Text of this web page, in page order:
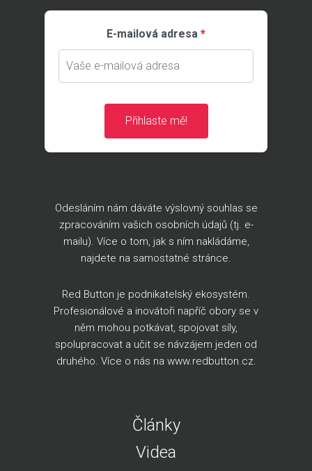
E-mailová adresa
Přihlaste mě!
Odesláním nám dáváte výslovný souhlas se
zpracováním vašich osobních údajů (tj. e-
mailu). Více o tom, jak s ním nakládáme,
najdete na samostatné stránce.
Red Button je podnikatelský ekosystém.
Profesionálové a inovátoři napříč obory se v
něm mohou potkávat, spojovat síly,
spolupracovat a učit se návzájem jeden od
druhého. Více o nás na www.redbutton.cz.
Články
Videa